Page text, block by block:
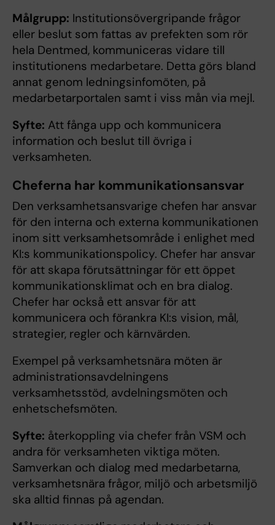
Målgrupp: Institutionsövergripande frågor
eller beslut som fattas av prefekten som rör
hela Dentmed, kommuniceras vidare till
institutionens medarbetare. Detta görs bland
annat genom ledningsinfomöten, på
medarbetarportalen samt i viss mån via mejl.
Syfte: Att fånga upp och kommunicera
information och beslut till övriga i
verksamheten.
Cheferna har kommunikationsansvar
Den verksamhetsansvarige chefen har ansvar
för den interna och externa kommunikationen
inom sitt verksamhetsområde i enlighet med
KI:s kommunikationspolicy. Chefer har ansvar
för att skapa förutsättningar för ett öppet
kommunikationsklimat och en bra dialog.
Chefer har också ett ansvar för att
kommunicera och förankra KI:s vision, mål,
strategier, regler och kärnvärden.
Exempel på verksamhetsnära möten är
administrationsavdelningens
verksamhetsstöd, avdelningsmöten och
enhetschefsmöten.
Syfte: återkoppling via chefer från VSM och
andra för verksamheten viktiga möten.
Samverkan och dialog med medarbetarna,
verksamhets­nära frågor, miljö och arbetsmiljö
ska alltid finnas på agendan.